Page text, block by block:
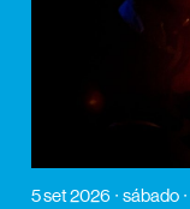
5 set 2026 sábado